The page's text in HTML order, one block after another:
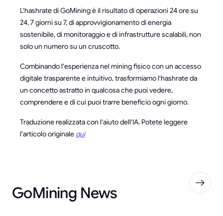
L'hashrate di GoMining è il risultato di operazioni 24 ore su
24, 7 giorni su 7, di approvvigionamento di energia
sostenibile, di monitoraggio e di infrastrutture scalabili, non
solo un numero su un cruscotto.
Combinando l'esperienza nel mining fisico con un accesso
digitale trasparente e intuitivo, trasformiamo l'hashrate da
un concetto astratto in qualcosa che puoi vedere,
comprendere e di cui puoi trarre beneficio ogni giorno.
Traduzione realizzata con l'aiuto dell'IA. Potete leggere
l'articolo originale qui
GoMining News